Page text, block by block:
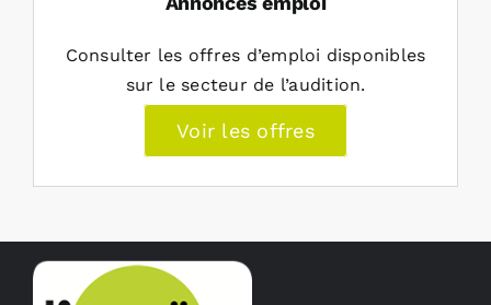
Consulter les offres d’emploi disponibles
sur le secteur de l’audition.
Voir les offres